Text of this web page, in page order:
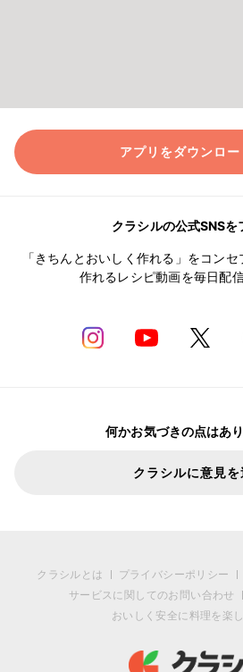
アプリをダウンロー
クラシルの公式SNSを
「きちんとおいしく作れる」をコン
作れるレシピ動画を毎日配
何かお気づきの点はあ
クラシルに意見を
クラシルとは プライバシーポリシー
サービスに関してのお問い合わせ
おいしく安全に料理を楽